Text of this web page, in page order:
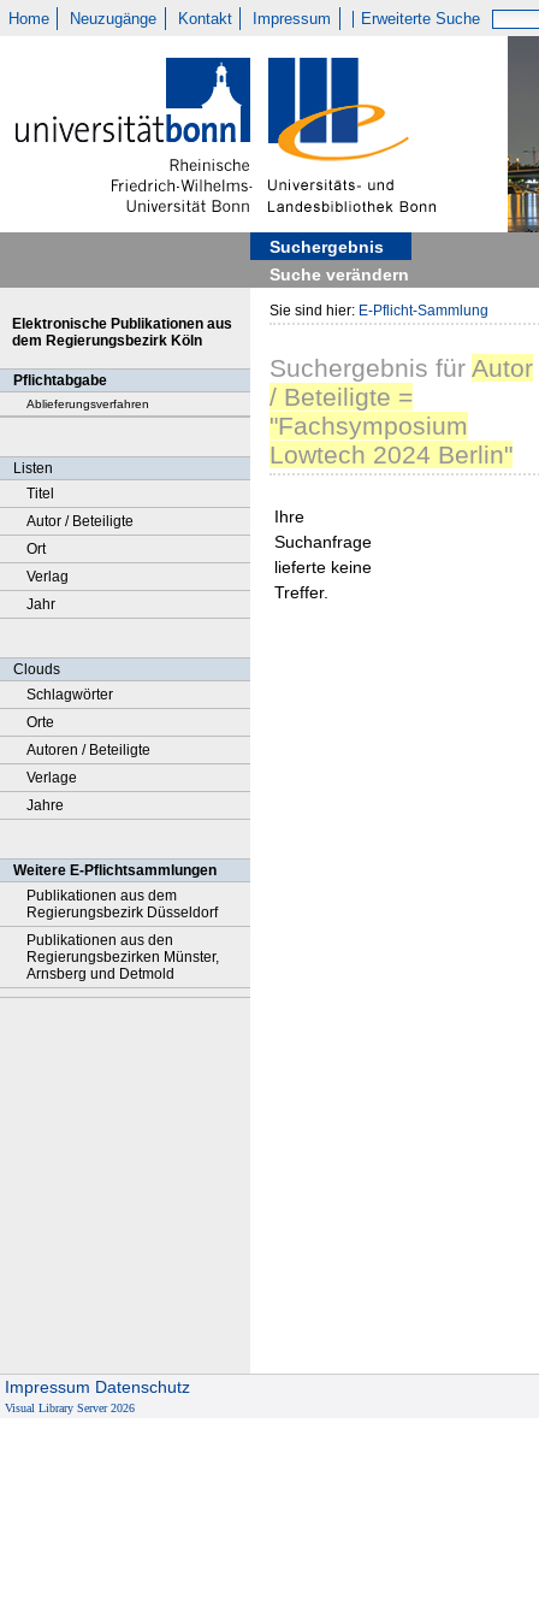
Home Neuzugänge Kontakt Impressum Erweiterte Suche
Suchergebnis
Suche verändern
Elektronische Publikationen aus
dem Regierungsbezirk Köln
Pflichtabgabe
Ablieferungsverfahren
Listen
Titel
Autor / Beteiligte
Ort
Verlag
Jahr
Clouds
Schlagwörter
Orte
Autoren / Beteiligte
Verlage
Jahre
Weitere E-Pflichtsammlungen
Publikationen aus dem
Regierungsbezirk Düsseldorf
Publikationen aus den
Regierungsbezirken Münster,
Arnsberg und Detmold
Sie sind hier: E-Pflicht-Sammlung
Suchergebnis für Autor
/ Beteiligte =
"Fachsymposium
Lowtech 2024 Berlin"
Ihre
Suchanfrage
lieferte keine
Treffer.
Impressum Datenschutz
Visual Library Server 2026